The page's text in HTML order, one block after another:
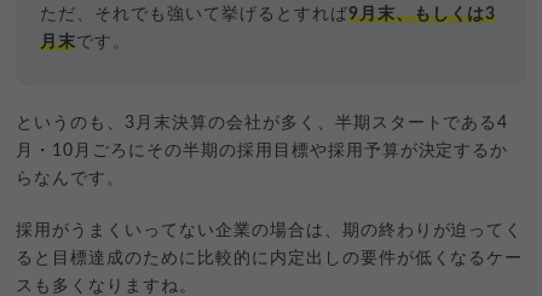
ただ、それでも強いて挙げるとすれば9月末、もしくは3
月末です。
というのも、3月末決算の会社が多く、半期スタートである4
月・10月ごろにその半期の採用目標や採用予算が決定するか
らなんです。
採用がうまくいってない企業の場合は、期の終わりが迫ってく
ると目標達成のために比較的に内定出しの要件が低くなるケー
スも多くなりますね。